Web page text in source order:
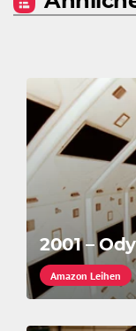
2001 –
Amazon Leihen